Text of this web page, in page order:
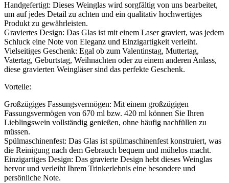
Handgefertigt: Dieses Weinglas wird sorgfältig von uns bearbeitet,
um auf jedes Detail zu achten und ein qualitativ hochwertiges
Produkt zu gewährleisten.
Graviertes Design: Das Glas ist mit einem Laser graviert, was jedem
Schluck eine Note von Eleganz und Einzigartigkeit verleiht.
Vielseitiges Geschenk: Egal ob zum Valentinstag, Muttertag,
Vatertag, Geburtstag, Weihnachten oder zu einem anderen Anlass,
diese gravierten Weingläser sind das perfekte Geschenk.
Vorteile:
Großzügiges Fassungsvermögen: Mit einem großzügigen
Fassungsvermögen von 670 ml bzw. 420 ml können Sie Ihren
Lieblingswein vollständig genießen, ohne häufig nachfüllen zu
müssen.
Spülmaschinenfest: Das Glas ist spülmaschinenfest konstruiert, was
die Reinigung nach dem Gebrauch bequem und mühelos macht.
Einzigartiges Design: Das gravierte Design hebt dieses Weinglas
hervor und verleiht Ihrem Trinkerlebnis eine besondere und
persönliche Note.